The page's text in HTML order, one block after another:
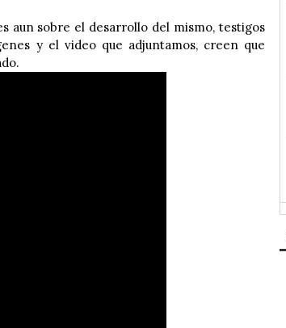
aun sobre el desarrollo del mismo, testigos
y el video que adjuntamos, creen que